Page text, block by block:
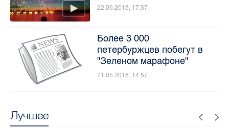
Лучшее
22.06.2018, 17:37
Более 3 000
петербуржцев побегут в
"Зеленом марафоне"
21.05.2018, 14:57